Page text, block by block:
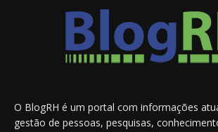
O BlogRH é um portal com informações
gestão de pessoas, pesquisas,